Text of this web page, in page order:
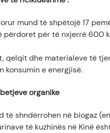
mund të shpëtojë 17
përdoret për të nxjerrë 600
qelqit dhe materialeve të
konsumin e energjisë.
organike
të shndërrohen në biogaz
të kuzhinës në Kinë